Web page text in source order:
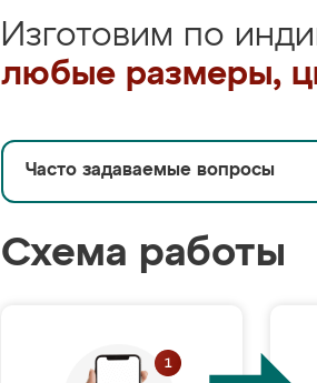
Изготовим по
любые размеры,
Часто задаваемые вопросы
Схема работы